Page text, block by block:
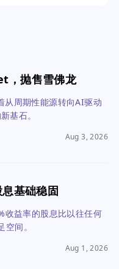
，抛售雪佛龙
从周期性能源转向AI驱动
基石。
Aug 3, 2026
基础稳固
收益率的股息比以往任何
间。
Aug 1, 2026